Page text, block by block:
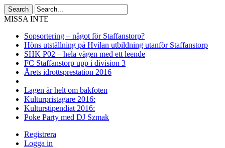
MISSA INTE
Sopsortering – något för Staffanstorp?
Höns utställning på Hvilan utbildning utanför Staffanstorp
SHK P02 – hela vägen med ett leende
FC Staffanstorp upp i division 3
Årets idrottsprestation 2016
Lagen är helt om bakfoten
Kulturpristagare 2016:
Kulturstipendiat 2016:
Poke Party med DJ Szmak
Registrera
Logga in